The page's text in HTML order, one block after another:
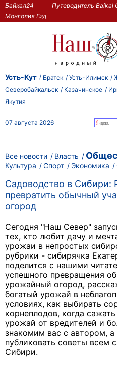
Байкал24 Путеводитель Baikal
Монголия Гид
Усть-Кут Братск Усть-Илимск
Северобайкальск
Казачинское
Якутия
07 августа 2026
Все новости Власть
Культура
Спорт Экономика
Садоводство в Сибири:
превратить обычный
огород
Сегодня "Наш Север"
тех, кто любит дачу и
урожаи в непростых
рубрики - сибирячка
поделится с нашими
успешного превращения
урожайный огород,
богатый урожай в
условиях, как выбирать
корнеплодов, когда
урожай от вредителей и
знакомим вас с автором,
публиковать советы всем
Сибири.